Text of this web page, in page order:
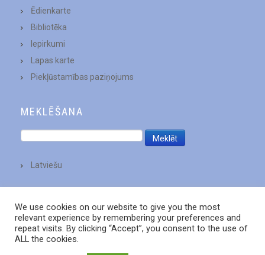
Ēdienkarte
Bibliotēka
Iepirkumi
Lapas karte
Piekļūstamības paziņojums
MEKLĒŠANA
Latviešu
We use cookies on our website to give you the most
relevant experience by remembering your preferences and
repeat visits. By clicking “Accept”, you consent to the use of
ALL the cookies.